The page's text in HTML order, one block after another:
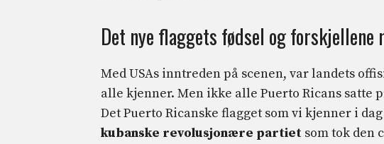
Det nye flaggets fødsel og forskjellene
Med USAs inntreden på scenen, var landets
alle kjenner. Men ikke alle Puerto Ricans satte
Det Puerto Ricanske flagget som vi kjenner i
kubanske revolusjonære partiet som tok den